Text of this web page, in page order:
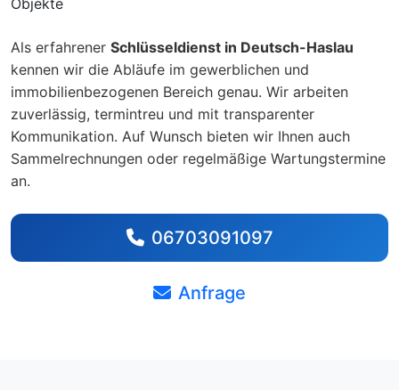
Als erfahrener Schlüsseldienst in Deutsch-Haslau
kennen wir die Abläufe im gewerblichen und
immobilienbezogenen Bereich genau. Wir arbeiten
zuverlässig, termintreu und mit transparenter
Kommunikation. Auf Wunsch bieten wir Ihnen auch
Sammelrechnungen oder regelmäßige Wartungstermine
an.
06703091097
Anfrage